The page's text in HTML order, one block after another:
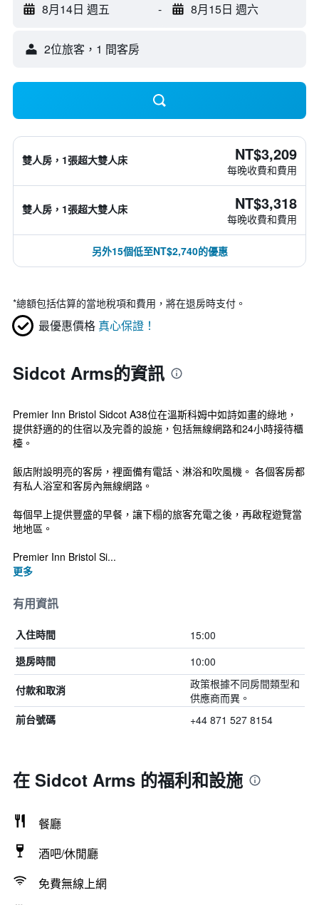
8月14日 週五 - 8月15日 週六
2位旅客，1 間客房
雙人房，1張超大雙人床 NT$3,209
每晚收費和費用
雙人房，1張超大雙人床 NT$3,318
每晚收費和費用
另外15個低至NT$2,740的優惠
*總額包括估算的當地稅項和費用，將在退房時支付。
最優惠價格 真心保證！
Sidcot Arms的資訊
Premier Inn Bristol Sidcot A38位在溫斯科姆中如詩如畫的綠地，
提供舒適的的住宿以及完善的設施，包括無線網路和24小時接待櫃
檯。
飯店附設明亮的客房，裡面備有電話、淋浴和吹風機。 各個客房都
有私人浴室和客房內無線網路。
每個早上提供豐盛的早餐，讓下榻的旅客充電之後，再啟程遊覽當
地地區。
Premier Inn Bristol Si...
更多
有用資訊
入住時間 15:00
退房時間 10:00
付款和取消
政策根據不同房間類型和
供應商而異。
前台號碼 +44 871 527 8154
在 Sidcot Arms 的福利和設施
餐廳
酒吧/休閒廳
免費無線上網